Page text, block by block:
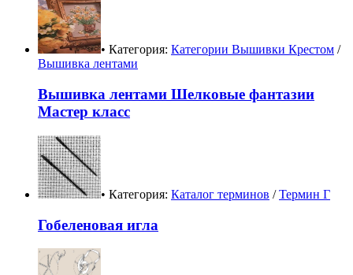
• Категория: Категории Вышивки Крестом /
Вышивка лентами
Вышивка лентами Шелковые фантазии
Мастер класс
• Категория: Каталог терминов /Термин Г
Гобеленовая игла